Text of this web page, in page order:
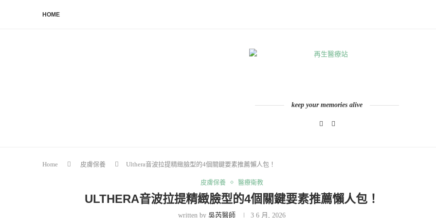
HOME
keep your memories alive
Home 皮膚保養 Ulthera音波拉提精緻臉型的4個關鍵要素推薦懶人包！
皮膚保養 醫療衛教
ULTHERA音波拉提精緻臉型的4個關鍵要素推薦懶人包！
written by吳芮醫師 3 6 月, 2026